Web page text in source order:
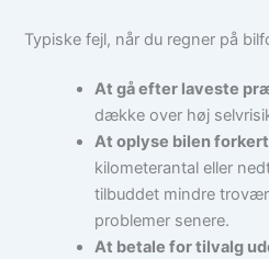
Typiske fejl, når du regner på
At gå efter laveste
dække over høj
At oplyse bilen
kilometerantal eller
tilbuddet mindre
problemer senere.
At betale for tilvalg